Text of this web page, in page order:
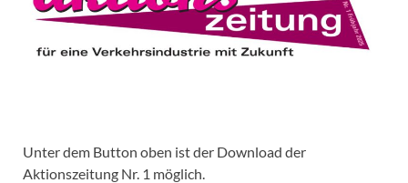
Unter dem Button oben ist der Download der
Aktionszeitung Nr. 1 möglich.